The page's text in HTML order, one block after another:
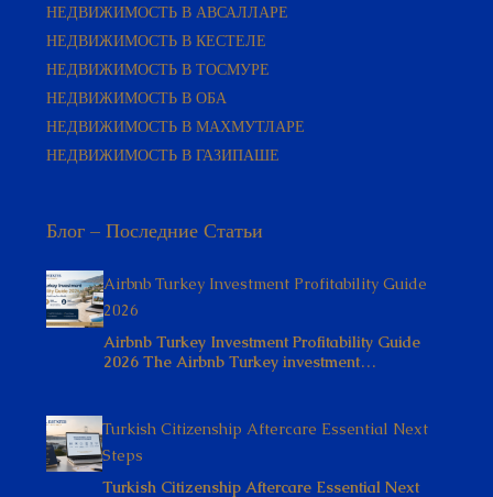
НЕДВИЖИМОСТЬ В АВСАЛЛАРЕ
НЕДВИЖИМОСТЬ В КЕСТЕЛЕ
НЕДВИЖИМОСТЬ В ТОСМУРЕ
НЕДВИЖИМОСТЬ В ОБА
НЕДВИЖИМОСТЬ В МАХМУТЛАРЕ
НЕДВИЖИМОСТЬ В ГАЗИПАШЕ
Блог – Последние Статьи
Airbnb Turkey Investment Profitability Guide
2026
Airbnb Turkey Investment Profitability Guide
2026 The Airbnb Turkey investment…
Turkish Citizenship Aftercare Essential Next
Steps
Turkish Citizenship Aftercare Essential Next